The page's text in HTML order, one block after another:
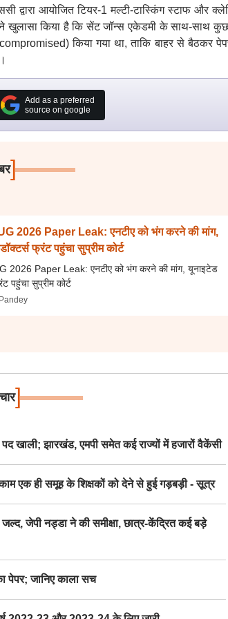
द्वारा आयोजित टियर-1 मल्टी-टास्किंग स्टाफ और
ने खुलासा किया है कि सेंट जॉन्स एकेडमी के साथ-साथ
(compromised) किया गया था, ताकि बाहर से बैठकर
Add as a preferred
source on google
]
2026 Paper Leak: एनटीए को भंग करने की मांग,
फ्रंट पहुंचा सुप्रीम कोर्ट
2026 Paper Leak: एनटीए को भंग करने की मांग, यूनाइटेड
पहुंचा सुप्रीम कोर्ट
]
झारखंड, एमपी समेत कई राज्यों में हजारों वैकेंसी
एक ही समूह के शिक्षकों को देने से हुई गड़बड़ी - सूत्र
जेपी नड्डा ने की समीक्षा, छात्र-केंद्रित कई बड़े
पेपर; जानिए काला सच